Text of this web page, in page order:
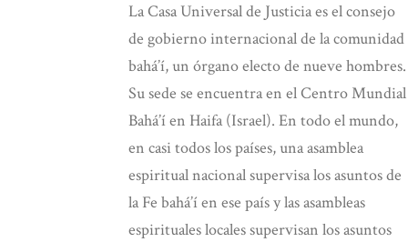
La Casa Universal de Justicia es el consejo
de gobierno internacional de la comunidad
bahá’í, un órgano electo de nueve hombres.
Su sede se encuentra en el Centro Mundial
Bahá’í en Haifa (Israel). En todo el mundo,
en casi todos los países, una asamblea
espiritual nacional supervisa los asuntos de
la Fe bahá’í en ese país y las asambleas
espirituales locales supervisan los asuntos